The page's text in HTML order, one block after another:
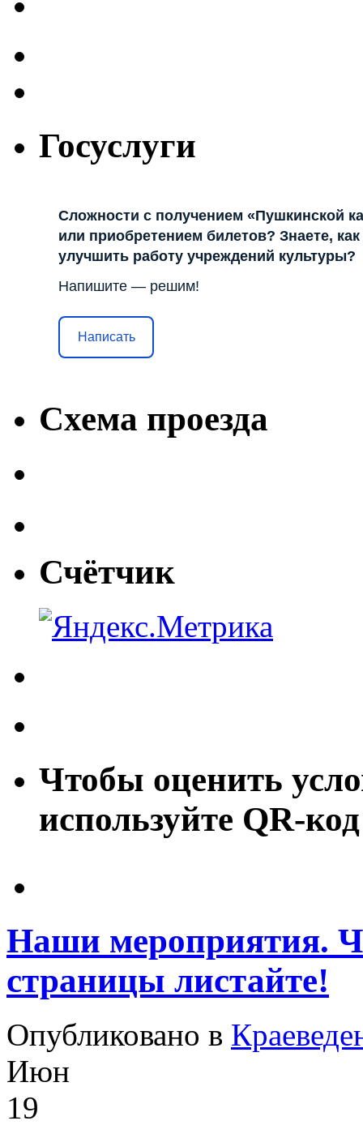
Госуслуги
Сложности с получением «Пушкинской
или приобретением билетов? Знаете, как
улучшить работу учреждений культуры?
Напишите — решим!
Написать
Схема проезда
Счётчик
Чтобы оценить
используйте QR-код
Наши мероприятия.
страницы листайте!
Опубликовано в
Июн
19